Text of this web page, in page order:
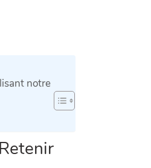
notre